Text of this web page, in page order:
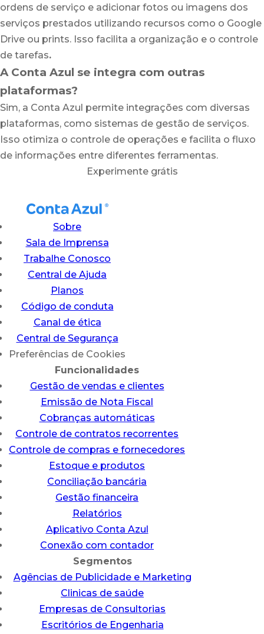
ordens de serviço e adicionar fotos ou imagens dos
serviços prestados utilizando recursos como o Google
Drive ou prints. Isso facilita a organização e o controle
de tarefas.
A Conta Azul se integra com outras
plataformas?
Sim, a Conta Azul permite integrações com diversas
plataformas, como sistemas de gestão de serviços.
Isso otimiza o controle de operações e facilita o fluxo
de informações entre diferentes ferramentas.
Experimente grátis
Sobre
Sala de Imprensa
Trabalhe Conosco
Central de Ajuda
Planos
Código de conduta
Canal de ética
Central de Segurança
Preferências de Cookies
Funcionalidades
Gestão de vendas e clientes
Emissão de Nota Fiscal
Cobranças automáticas
Controle de contratos recorrentes
Controle de compras e fornecedores
Estoque e produtos
Conciliação bancária
Gestão financeira
Relatórios
Aplicativo Conta Azul
Conexão com contador
Segmentos
Agências de Publicidade e Marketing
Clinicas de saúde
Empresas de Consultorias
Escritórios de Engenharia